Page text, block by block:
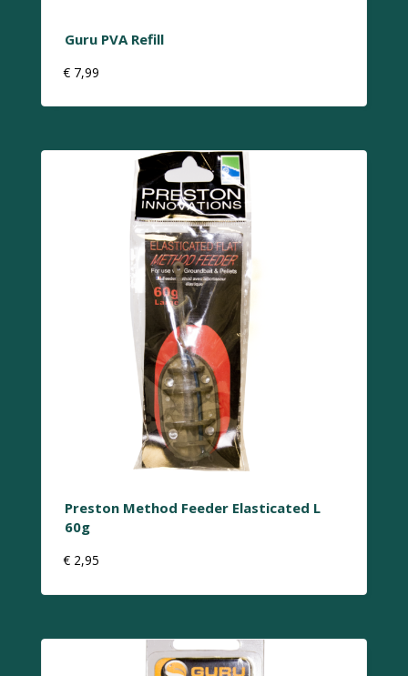
Guru PVA Refill
€ 7,99
Preston Method Feeder Elasticated L
60g
€ 2,95